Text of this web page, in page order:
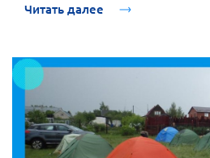
Новосибирская область
Оренбургская область
Пензенская область
Республика Башкортостан
Республика Бурятия
Читать далее